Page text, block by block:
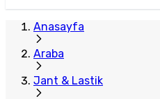
Anasayfa
Araba
Jant & Lastik